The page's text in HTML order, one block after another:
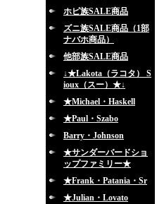
ホピ族SALE商品
ズニ族SALE商品（1部
ナバホ商品）
他部族SALE商品
↓★Lakota（ラコタ） S
ioux（スー）★↓
★Michael・Haskell
★Paul・Szabo
Barry・Johnson
★サンダーバードショ
ップファミリー★
★Frank・Patania・Sr
★Julian・Lovato